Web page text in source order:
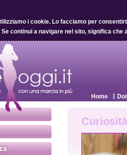
i cookie.Lo facciamo per
Se continui a navigare nel sito, significa che
Home